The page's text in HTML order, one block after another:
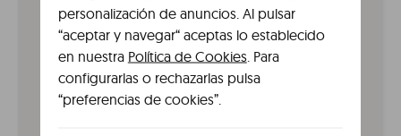
En tranvía
La parada Archivo de Indias (Línea T1) está a 5 minutos
a pie, conectando con puntos clave como San
Bernardo o el Prado de San Sebastián.
En tren
personalización de anuncios. Al pulsar
“aceptar y navegar“ aceptas lo establecido
en nuestra Política de Cookies. Para
configurarlas o rechazarlas pulsa
“preferencias de cookies”.